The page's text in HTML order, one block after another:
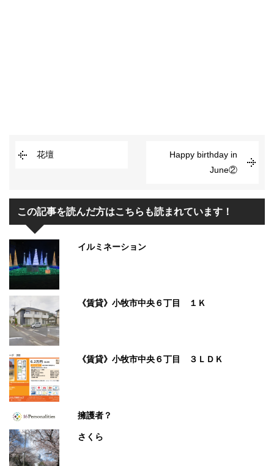
花壇
Happy birthday in
June②
この記事を読んだ方はこちらも読まれています！
イルミネーション
《賃貸》小牧市中央６丁目 １Ｋ
《賃貸》小牧市中央６丁目 ３ＬＤＫ
擁護者？
さくら